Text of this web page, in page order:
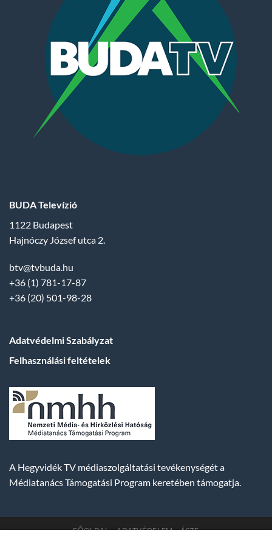
BUDA Televízió
1122 Budapest
Hajnóczy József utca 2.
btv@tvbuda.hu
+36 (1) 781-17-87
+36 (20) 501-98-28
Adatvédelmi Szabályzat
Felhasználási feltételek
A Hegyvidék TV médiaszolgáltatási tevékenységét a
Médiatanács Támogatási Program keretében támogatja.
FŐOLDAL ADATVÉDELEM ÁSZF